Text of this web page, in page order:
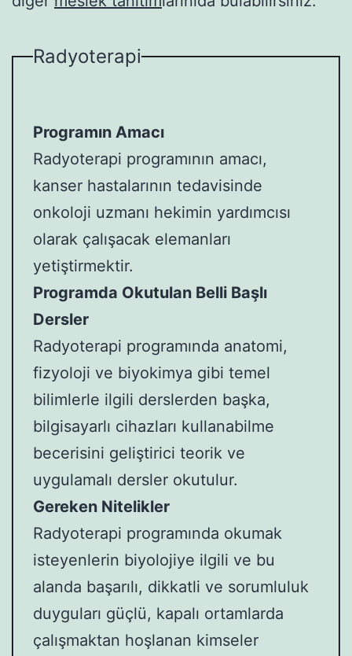
Radyoterapi
Programın Amacı
Radyoterapi programının amacı,
kanser hastalarının tedavisinde
onkoloji uzmanı hekimin yardımcısı
olarak çalışacak elemanları
yetiştirmektir.
Programda Okutulan Belli Başlı
Dersler
Radyoterapi programında anatomi,
fizyoloji ve biyokimya gibi temel
bilimlerle ilgili derslerden başka,
bilgisayarlı cihazları kullanabilme
becerisini geliştirici teorik ve
uygulamalı dersler okutulur.
Gereken Nitelikler
Radyoterapi programında okumak
isteyenlerin biyolojiye ilgili ve bu
alanda başarılı, dikkatli ve sorumluluk
duyguları güçlü, kapalı ortamlarda
çalışmaktan hoşlanan kimseler